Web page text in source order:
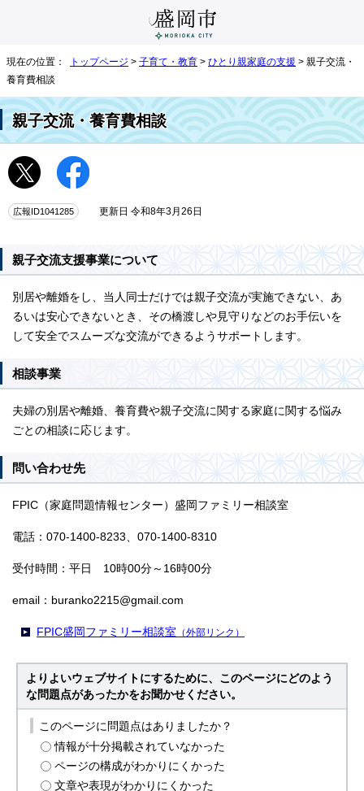
現在の位置： トップページ > 子育て・教育 > ひとり親家庭の支援 > 親子交流・
養育費相談
親子交流・養育費相談
広報ID1041285 更新日 令和8年3月26日
親子交流支援事業について
別居や離婚をし、当人同士だけでは親子交流が実施できない、あ
るいは安心できないとき、その橋渡しや見守りなどのお手伝いを
して安全でスムーズな交流ができるようサポートします。
相談事業
夫婦の別居や離婚、養育費や親子交流に関する家庭に関する悩み
ごとの相談に応じます。
問い合わせ先
FPIC（家庭問題情報センター）盛岡ファミリー相談室
電話：070-1400-8233、070-1400-8310
受付時間：平日 10時00分～16時00分
email：buranko2215@gmail.com
FPIC盛岡ファミリー相談室 （外部リンク）
よりよいウェブサイトにするために、このページにどのよう
な問題点があったかをお聞かせください。
このページに問題点はありましたか？
情報が十分掲載されていなかった
ページの構成がわかりにくかった
文章や表現がわかりにくかった